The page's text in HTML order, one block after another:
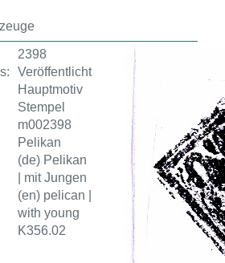
2398
Veröffentlicht
Hauptmotiv
Stempel
m002398
Pelikan
(de) Pelikan
| mit Jungen
(en) pelican |
with young
K356.02